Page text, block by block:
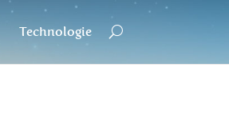
Technologie